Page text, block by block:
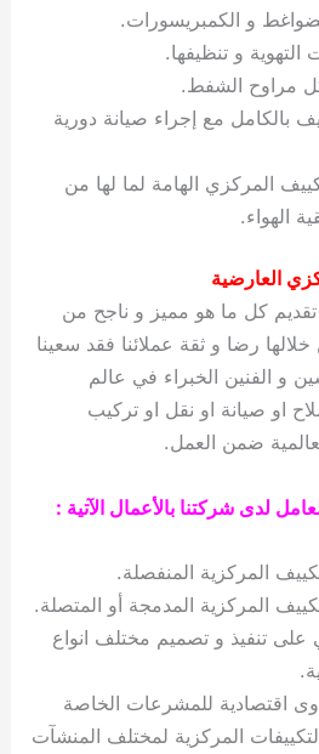
و الكمبريسورات.
و تنظيفها.
مراوح الشفط.
بالكامل مع إجراء صيانة دورية
المركزي الهامة لما لها من
الهواء.
العارضية
كل ما هو مميز و ناجح من
رضا و ثقة عملائنا فقد سعينا
و الفنين الخبراء في عالم
او صيانة او نقل او تركيب
ضمن العمل.
لدى شركتنا بالأعمال الآتية :
المركزية المنفصلة.
المركزية المدمجة أو المتصلة.
على تنفيذ و تصميم مختلف انواع
اقتصادية للمشرعات الخاصة
المركزية لمختلف المنشآت